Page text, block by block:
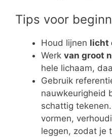
Tips voor
Houd lijnen licht
Werk van groot
hele lichaam,
Gebruik
nauwkeurigheid
schattig
vormen,
leggen, zodat je